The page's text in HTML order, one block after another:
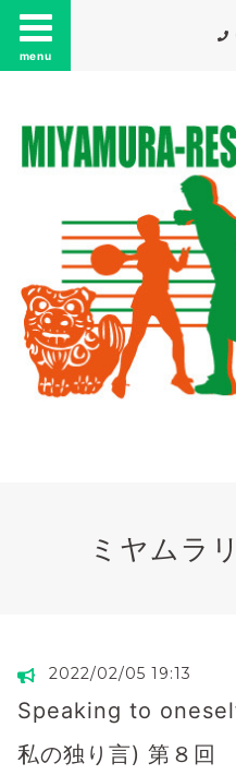
menu
ミヤムラ
2022/02/05 19:13
Speaking to
私の独り言) 第８回